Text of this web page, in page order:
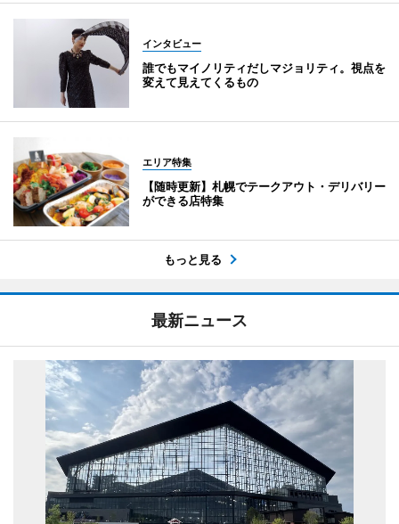
インタビュー
誰でもマイノリティだしマジョリティ。視点を
変えて見えてくるもの
エリア特集
【随時更新】札幌でテークアウト・デリバリー
ができる店特集
もっと見る
最新ニュース